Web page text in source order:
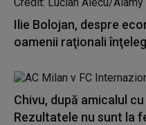
Ilie Bolojan, despre
oamenii raţionali
Chivu, după amicalul
Rezultatele nu sunt la